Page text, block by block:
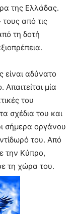
της Ελλάδας.
από τις
τη δοτή
είναι αδύνατο
μία
του
σχέδια του και
σήμερα οργάνου
του. Από
την Κύπρο,
τη χώρα του.